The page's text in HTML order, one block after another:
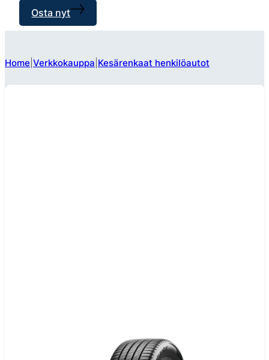
Osta nyt
Home Verkkokauppa Kesärenkaat henkilöautot